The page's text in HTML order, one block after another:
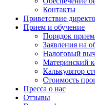
Контакты
Приветствие
Прием и обучение
Порядок
Заявления на
Налоговый
Материнский
Калькулятор
Стоимость
Пресса о нас
Отзывы